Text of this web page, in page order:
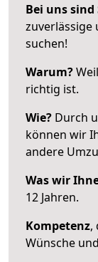
Bei uns
zuverlässige
suchen!
Warum?
richtig ist.
Wie? Durch
können wir
andere
Was wir
12 Jahren.
Kompetenz,
Wünsche